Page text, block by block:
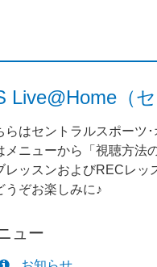
Live@Home（
らはセントラルスポーツ
メニューから「視聴方法
レッスンおよびRECレッ
うぞお楽しみに♪
ュー